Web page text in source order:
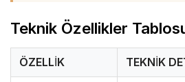
Teknik Özellikler
ÖZELLIK TEKNIK